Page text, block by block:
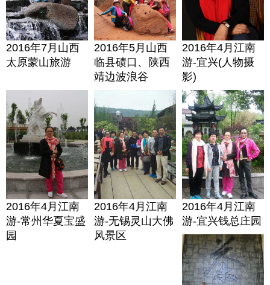
2016年7月山西
太原蒙山旅游
2016年5月山西
临县碛口、陕西
靖边波浪谷
2016年4月江南
游-宜兴(人物摄
影)
2016年4月江南
游-常州华夏宝盛
园
2016年4月江南
游-无锡灵山大佛
风景区
2016年4月江南
游-宜兴钱总庄园